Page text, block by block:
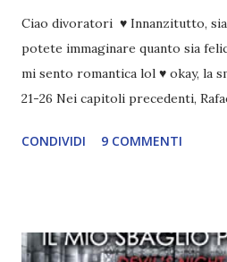
Ciao divoratori ♥ Innanzitutto,
potete immaginare quanto sia
mi sento romantica lol ♥ okay, la
21-26 Nei capitoli precedenti,
incontrano e Hesediel mostra
angelo puro, Elemiah. Ma, a
CONDIVIDI 9 COMMENTI